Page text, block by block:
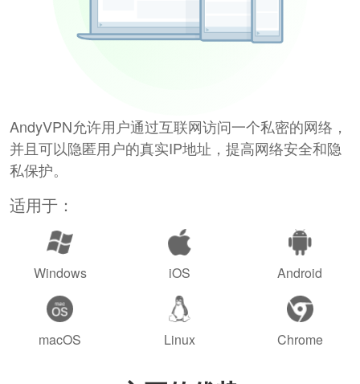
AndyVPN允许用户通过互联网访问一个私密的网络，
并且可以隐匿用户的真实IP地址，提高网络安全和隐
私保护。
适用于：
Windows iOS Android
macOS Linux Chrome